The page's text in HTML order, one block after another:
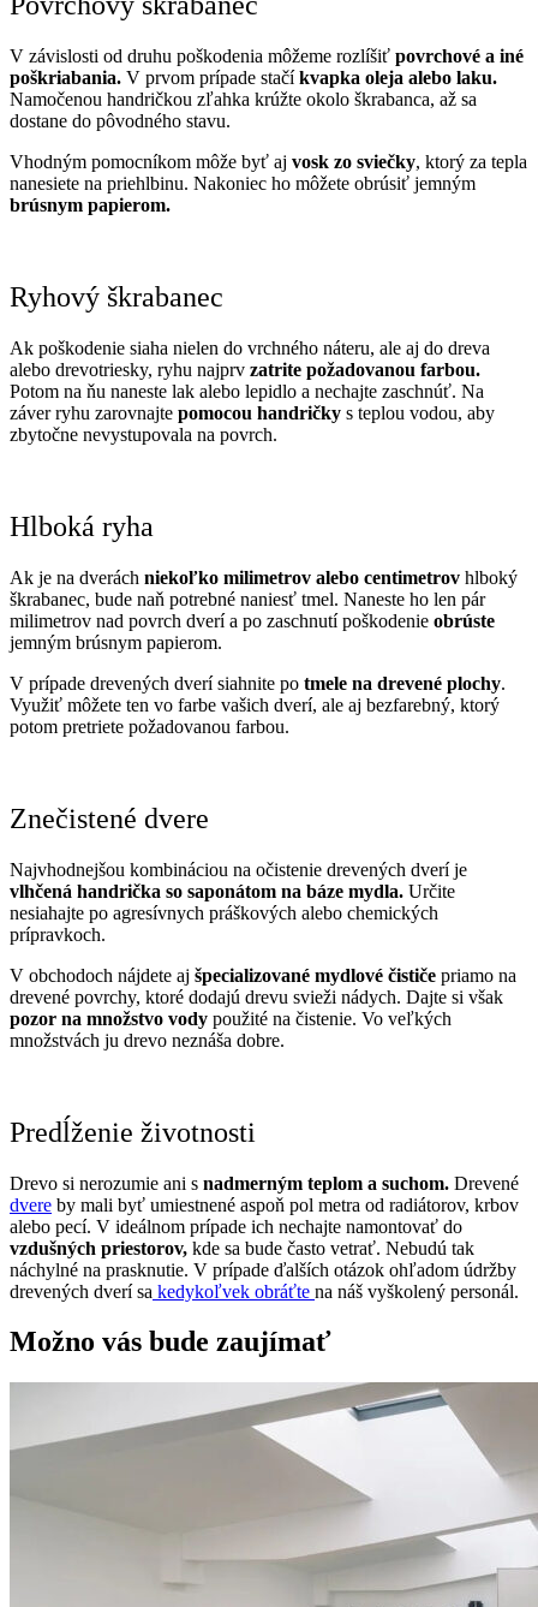
V závislosti od druhu poškodenia môžeme rozlíšiť povrchové a iné
poškriabania. V prvom prípade stačíkvapka oleja alebo laku.
Namočenou handričkou zľahka krúžte okolo škrabanca, až sa
dostane do pôvodného stavu.
Vhodným pomocníkom môže byť aj vosk zo sviečky, ktorý za tepla
nanesiete na priehlbinu. Nakoniec ho môžete obrúsiť jemným
brúsnym papierom.
Ryhový škrabanec
Ak poškodenie siaha nielen do vrchného náteru, ale aj do dreva
alebo drevotriesky, ryhu najprv zatrite požadovanou farbou.
Potom na ňu naneste lak alebo lepidlo a nechajte zaschnúť. Na
záver ryhu zarovnajte pomocou handričky s teplou vodou, aby
zbytočne nevystupovala na povrch.
Hlboká ryha
Ak je na dverách niekoľko milimetrov alebo centimetrov hlboký
škrabanec, bude naň potrebné naniesť tmel. Naneste ho len pár
milimetrov nad povrch dverí a po zaschnutí poškodenie obrúste
jemným brúsnym papierom.
V prípade drevených dverí siahnite po tmele na drevené plochy.
Využiť môžete ten vo farbe vašich dverí, ale aj bezfarebný, ktorý
potom pretriete požadovanou farbou.
Znečistené dvere
Najvhodnejšou kombináciou na očistenie drevených dverí je
vlhčená handrička so saponátom na báze mydla. Určite
nesiahajte po agresívnych práškových alebo chemických
prípravkoch.
V obchodoch nájdete aj špecializované mydlové čističe priamo na
drevené povrchy, ktoré dodajú drevu svieži nádych. Dajte si však
pozor na množstvo vody použité na čistenie. Vo veľkých
množstvách ju drevo neznáša dobre.
Predĺženie životnosti
Drevo si nerozumie ani s nadmerným teplom a suchom. Drevené
dvere by mali byť umiestnené aspoň pol metra od radiátorov, krbov
alebo pecí. V ideálnom prípade ich nechajte namontovať do
vzdušných priestorov, kde sa bude často vetrať. Nebudú tak
náchylné na prasknutie. V prípade ďalších otázok ohľadom údržby
drevených dverí sa kedykoľvek obráťte na náš vyškolený personál.
Možno vás bude zaujímať